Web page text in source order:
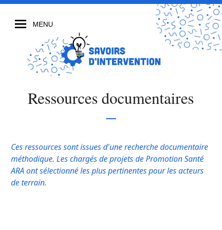
MENU
Ressources documentaires
Ces ressources sont issues d'une recherche documentaire
méthodique. Les chargés de projets de Promotion Santé
ARA ont sélectionné les plus pertinentes pour les acteurs
de terrain.